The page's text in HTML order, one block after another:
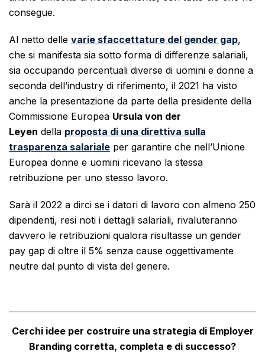
consegue.
Al netto delle varie sfaccettature del gender gap,
che si manifesta sia sotto forma di differenze salariali,
sia occupando percentuali diverse di uomini e donne a
seconda dell’industry di riferimento, il 2021 ha visto
anche la presentazione da parte della presidente della
Commissione Europea Ursula von der
Leyen della proposta di una direttiva sulla
trasparenza salariale per garantire che nell’Unione
Europea donne e uomini ricevano la stessa
retribuzione per uno stesso lavoro.
Sarà il 2022 a dirci se i datori di lavoro con almeno 250
dipendenti, resi noti i dettagli salariali, rivaluteranno
davvero le retribuzioni qualora risultasse un gender
pay gap di oltre il 5% senza cause oggettivamente
neutre dal punto di vista del genere.
Cerchi idee per costruire una strategia di Employer
Branding corretta, completa e di successo?